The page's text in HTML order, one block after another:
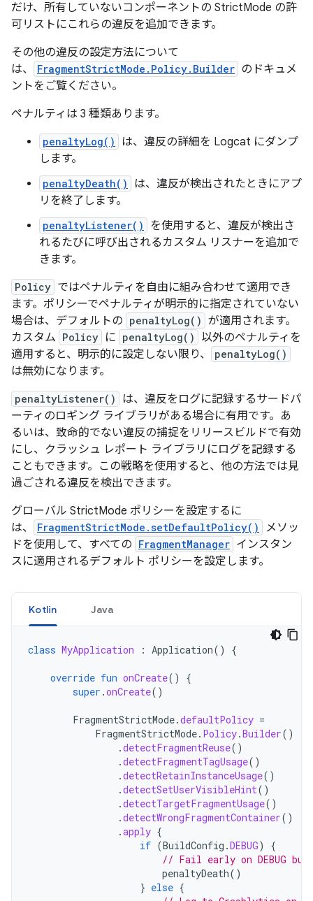
だけ、所有していないコンポーネントの StrictMode の許
可リストにこれらの違反を追加できます。
その他の違反の設定方法について
は、
FragmentStrictMode.Policy.Builder のドキュメ
ントをご覧ください。
ペナルティは 3 種類あります。
penaltyLog()
は、違反の詳細を Logcat にダンプ
します。
penaltyDeath()
は、違反が検出されたときにアプ
リを終了します。
penaltyListener()
を使用すると、違反が検出さ
れるたびに呼び出されるカスタム リスナーを追加で
きます。
Policy ではペナルティを自由に組み合わせて適用でき
ます。ポリシーでペナルティが明示的に指定されていない
場合は、デフォルトの penaltyLog() が適用されます。
カスタム Policy に penaltyLog()
以外のペナルティを
適用すると、明示的に設定しない限り、
penaltyLog()
は無効になります。
penaltyListener()
は、違反をログに記録するサードパ
ーティのロギング ライブラリがある場合に有用です。あ
るいは、致命的でない違反の捕捉をリリースビルドで有効
にし、クラッシュ レポート ライブラリにログを記録する
こともできます。この戦略を使用すると、他の方法では見
過ごされる違反を検出できます。
グローバル StrictMode ポリシーを設定するに
は、
FragmentStrictMode.setDefaultPolicy()
メソッ
ドを使用して、すべての FragmentManager インスタン
スに適用されるデフォルト ポリシーを設定します。
Kotlin Java
class MyApplication : Application() {
override fun onCreate()
{
super .onCreate()
FragmentStrictMode.defaultPolicy =
FragmentStrictMode. Policy.Builder()
.detectFragmentReuse()
.detectFragmentTagUsage()
.detectRetainInstanceUsage()
.detectSetUserVisibleHint()
.detectTargetFragmentUsage()
.detectWrongFragmentContainer()
.apply {
if (BuildConfig .DEBUG)
{
// Fail early on DEBUG
penaltyDeath()
} else {